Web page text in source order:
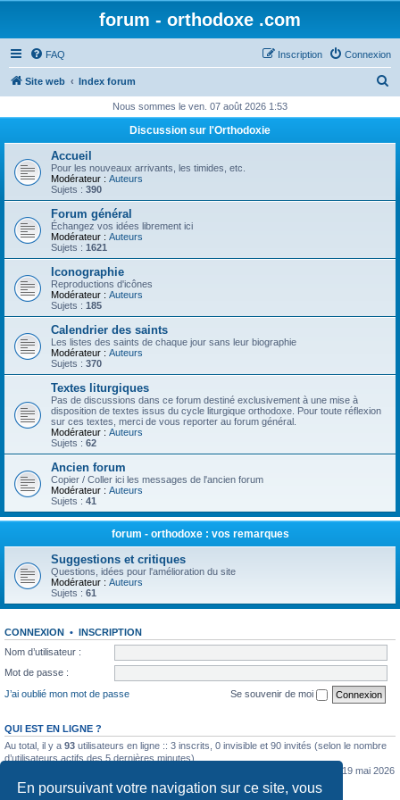
En poursuivant votre navigation sur ce site, vous
forum - orthodoxe .com
FAQ Connexion
Inscription
Site web Index forum
h
Nous sommes le ven. 07 août 2026 1:53
Discussion sur l'Orthodoxie
Accueil
Pour les nouveaux arrivants, les timides, etc.
Modérateur : Auteurs
Sujets : 390
Forum général
Échangez vos idées librement ici
Modérateur : Auteurs
Sujets : 1621
Iconographie
Reproductions d'icônes
Modérateur : Auteurs
Sujets : 185
Calendrier des saints
Les listes des saints de chaque jour sans leur biographie
Modérateur : Auteurs
Sujets : 370
Textes liturgiques
Pas de discussions dans ce forum destiné exclusivement à une mise à
disposition de textes issus du cycle liturgique orthodoxe. Pour toute réflexion
sur ces textes, merci de vous reporter au forum général.
Modérateur : Auteurs
Sujets : 62
Ancien forum
Copier / Coller ici les messages de l'ancien forum
Modérateur : Auteurs
Sujets : 41
forum - orthodoxe : vos remarques
Suggestions et critiques
Questions, idées pour l'amélioration du site
Modérateur : Auteurs
Sujets : 61
CONNEXION • INSCRIPTION
Nom d’utilisateur :
Mot de passe :
J’ai oublié mon mot de passe
Se souvenir de moi
QUI EST EN LIGNE ?
Au total, il y a 93 utilisateurs en ligne :: 3 inscrits, 0 invisible et 90 invités (selon le nombre
d’utilisateurs actifs des 5 dernières minutes)
le mar. 19 mai 2026
0:07